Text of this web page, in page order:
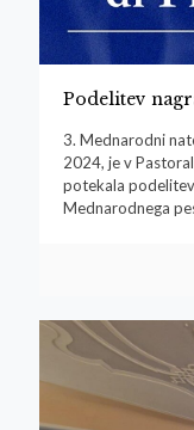
Podelitev
3. Mednarodni
2024, je v
potekala
Mednarodnega